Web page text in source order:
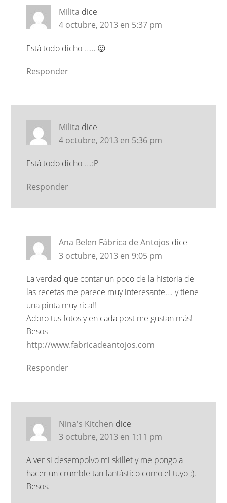
Milita dice
4 octubre, 2013 en 5:37 pm
Está todo dicho …… 😛
Responder
Milita dice
4 octubre, 2013 en 5:36 pm
Está todo dicho ….:P
Responder
Ana Belen Fábrica de Antojos dice
3 octubre, 2013 en 9:05 pm
La verdad que contar un poco de la historia de
las recetas me parece muy interesante…. y tiene
una pinta muy rica!!
Adoro tus fotos y en cada post me gustan más!
Besos
http://www.fabricadeantojos.com
Responder
Nina's Kitchen dice
3 octubre, 2013 en 1:11 pm
A ver si desempolvo mi skillet y me pongo a
hacer un crumble tan fantástico como el tuyo ;).
Besos.